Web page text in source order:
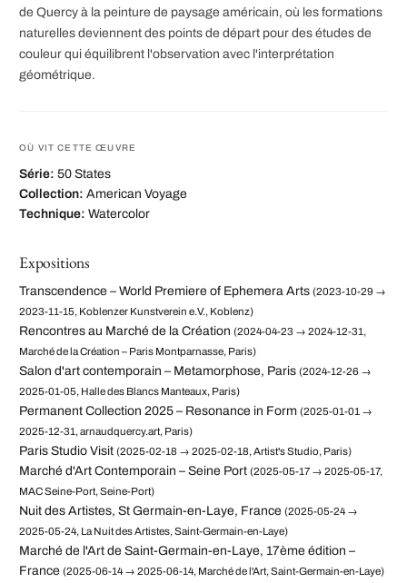
de Quercy à la peinture de paysage américain, où les formations
naturelles deviennent des points de départ pour des études de
couleur qui équilibrent l'observation avec l'interprétation
géométrique.
OÙ VIT CETTE ŒUVRE
Série: 50 States
Collection: American Voyage
Technique: Watercolor
Expositions
Transcendence – World Premiere of Ephemera Arts (2023-10-29 →
2023-11-15, Koblenzer Kunstverein e.V., Koblenz)
Rencontres au Marché de la Création (2024-04-23 → 2024-12-31,
Marché de la Création – Paris Montparnasse, Paris)
Salon d'art contemporain – Metamorphose, Paris (2024-12-26 →
2025-01-05, Halle des Blancs Manteaux, Paris)
Permanent Collection 2025 – Resonance in Form (2025-01-01 →
2025-12-31, arnaudquercy.art, Paris)
Paris Studio Visit (2025-02-18 → 2025-02-18, Artist's Studio, Paris)
Marché d'Art Contemporain – Seine Port (2025-05-17 → 2025-05-17,
MAC Seine-Port, Seine-Port)
Nuit des Artistes, St Germain-en-Laye, France (2025-05-24 →
2025-05-24, La Nuit des Artistes, Saint-Germain-en-Laye)
Marché de l'Art de Saint-Germain-en-Laye, 17ème édition –
France (2025-06-14 → 2025-06-14, Marché de l'Art, Saint-Germain-en-Laye)